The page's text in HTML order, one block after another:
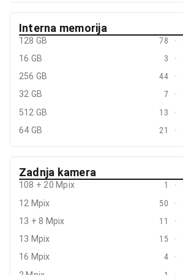
Interna memorija
128 GB
78
16 GB
3
256 GB
44
32 GB
7
512 GB
13
64 GB
21
Zadnja kamera
108 + 20 Mpix
1
12 Mpix
50
13 + 8 Mpix
11
13 Mpix
15
16 Mpix
4